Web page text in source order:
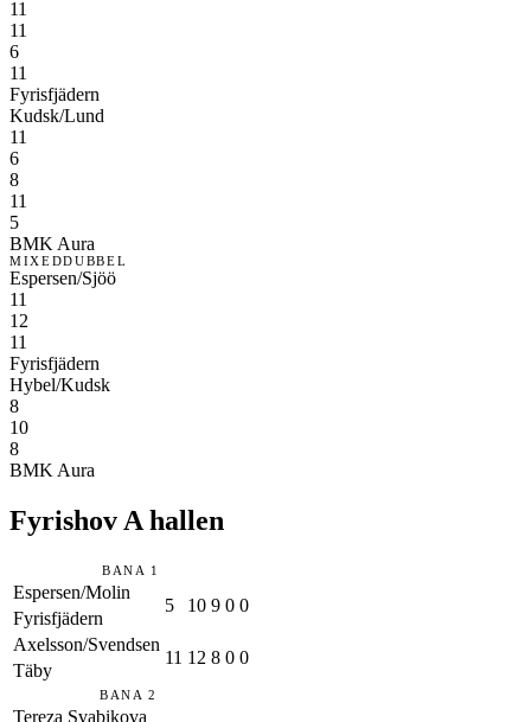
11
11
6
11
Fyrisfjädern
Kudsk/Lund
11
6
8
11
5
BMK Aura
MIXEDDUBBEL
Espersen/Sjöö
11
12
11
Fyrisfjädern
Hybel/Kudsk
8
10
8
BMK Aura
Fyrishov A hallen
BANA 1
Espersen/Molin
5 10 9 0 0
Fyrisfjädern
Axelsson/Svendsen
11 12 8 0 0
Täby
BANA 2
Tereza Svabikova